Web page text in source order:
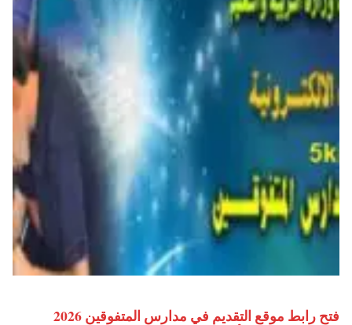
فتح رابط موقع التقديم في مدارس المتفوقين 2026